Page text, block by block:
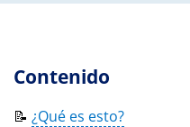
Contenido
📝 ¿Qué es esto?